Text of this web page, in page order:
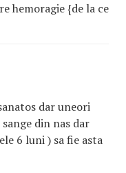
hemoragie {de la ce
dar uneori
din nas dar
6 luni ) sa fie asta